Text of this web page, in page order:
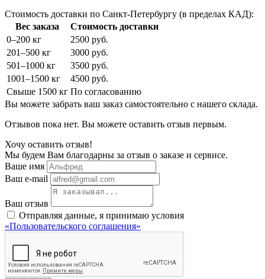
Стоимость доставки по Санкт-Петербургу (в пределах КАД):
Вес заказа
Стоимость доставки
0–200 кг
2500 руб.
201–500 кг
3000 руб.
501–1000 кг
3500 руб.
1001–1500 кг
4500 руб.
Свыше 1500 кг По согласованию
Вы можете забрать ваш заказ самостоятельно с нашего склада.
Отзывов пока нет. Вы можете оставить отзыв первым.
Хочу оставить отзыв!
Мы будем Вам благодарны за отзыв о заказе и сервисе.
Ваше имя
Ваш e-mail
Ваш отзыв
Отправляя данные, я принимаю условия
«Пользовательского соглашения»